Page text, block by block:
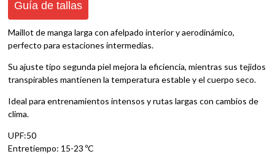
Maillot de manga larga con afelpado interior y aerodinámico,
perfecto para estaciones intermedias.
Su ajuste tipo segunda piel mejora la eficiencia, mientras sus tejidos
transpirables mantienen la temperatura estable y el cuerpo seco.
Ideal para entrenamientos intensos y rutas largas con cambios de
clima.
UPF:50
Entretiempo: 15-23 ºC
Guía de tallas